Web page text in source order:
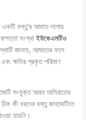
বস্তু’র আঘাত লাগার
সংস্থাইউকেএমটিও
জানায়, আঘাতের ফলে
এবং ক্ষতির প্রকৃত পরিমাণ
সংযুক্ত আরব আমিরাতের
কী ধরনের বস্তু জাহাজটিতে
যায়নি।